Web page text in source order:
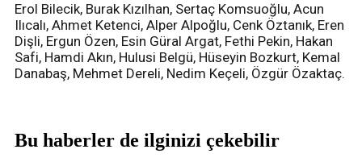
Erol Bilecik, Burak Kızılhan, Sertaç Komsuoğlu, Acun
Ilıcalı, Ahmet Ketenci, Alper Alpoğlu, Cenk Öztanık, Eren
Dişli, Ergun Özen, Esin Güral Argat, Fethi Pekin, Hakan
Safi, Hamdi Akın, Hulusi Belgü, Hüseyin Bozkurt, Kemal
Danabaş, Mehmet Dereli, Nedim Keçeli, Özgür Özaktaç.
Bu haberler de ilginizi çekebilir